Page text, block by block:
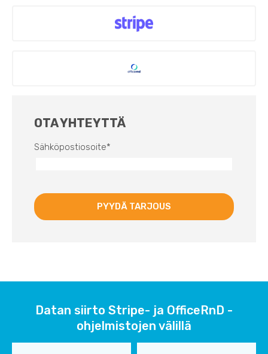
OTA YHTEYTTÄ
Sähköpostiosoite*
Datan siirto Stripe- ja OfficeRnD -
ohjelmistojen välillä